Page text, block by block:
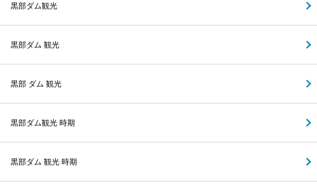
黒部ダム観光
黒部ダム 観光
黒部 ダム 観光
黒部ダム観光 時期
黒部ダム 観光 時期